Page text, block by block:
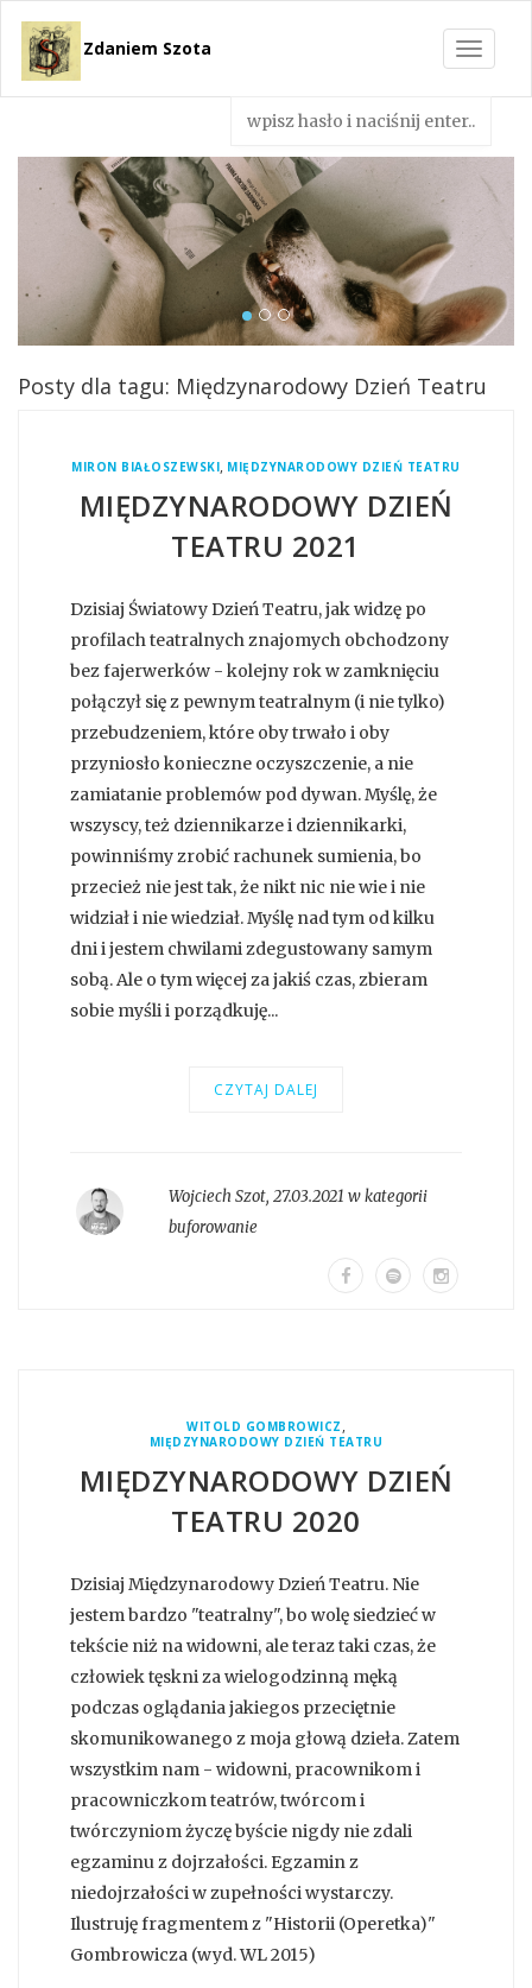
Toggle
Zdaniem Szota
Posty dla tagu: Międzynarodowy Dzień Teatru
MIRON BIAŁOSZEWSKI, MIĘDZYNARODOWY DZIEŃ TEATRU
MIĘDZYNARODOWY DZIEŃ
TEATRU 2021
Dzisiaj Światowy Dzień Teatru, jak widzę po
profilach teatralnych znajomych obchodzony
bez fajerwerków - kolejny rok w zamknięciu
połączył się z pewnym teatralnym (i nie tylko)
przebudzeniem, które oby trwało i oby
przyniosło konieczne oczyszczenie, a nie
zamiatanie problemów pod dywan. Myślę, że
wszyscy, też dziennikarze i dziennikarki,
powinniśmy zrobić rachunek sumienia, bo
przecież nie jest tak, że nikt nic nie wie i nie
widział i nie wiedział. Myślę nad tym od kilku
dni i jestem chwilami zdegustowany samym
sobą. Ale o tym więcej za jakiś czas, zbieram
sobie myśli i porządkuję...
CZYTAJ DALEJ
Wojciech Szot, 27.03.2021 w kategorii
buforowanie
WITOLD GOMBROWICZ ,
MIĘDZYNARODOWY DZIEŃ TEATRU
MIĘDZYNARODOWY DZIEŃ
TEATRU 2020
Dzisiaj Międzynarodowy Dzień Teatru. Nie
jestem bardzo "teatralny", bo wolę siedzieć w
tekście niż na widowni, ale teraz taki czas, że
człowiek tęskni za wielogodzinną męką
podczas oglądania jakiegos przeciętnie
skomunikowanego z moja głową dzieła. Zatem
wszystkim nam - widowni, pracownikom i
pracowniczkom teatrów, twórcom i
twórczyniom życzę byście nigdy nie zdali
egzaminu z dojrzałości. Egzamin z
niedojrzałości w zupełności wystarczy.
Ilustruję fragmentem z "Historii (Operetka)"
Gombrowicza (wyd. WL 2015)